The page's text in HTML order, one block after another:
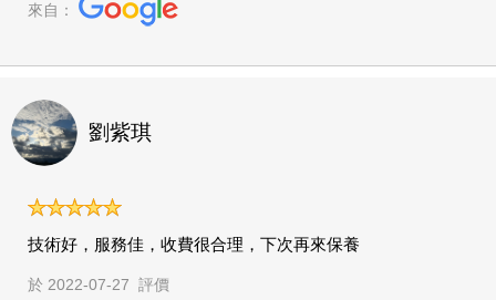
來自：
劉紫琪
技術好，服務佳，收費很合理，下次再來保養
於 2022-07-27 評價